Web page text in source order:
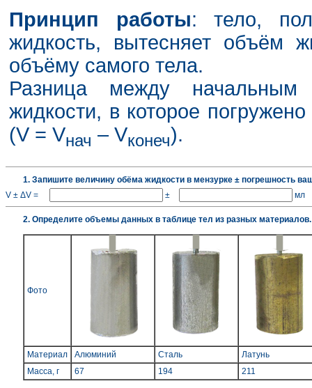
Принцип работы: тело,
жидкость, вытесняет объём
объёму самого тела.
Разница между
жидкости, в которое
(V = Vнач – Vконеч).
1. Запишите величину обёма жидкости в мензурке ± погрешность
V ± ΔV =
± мл
2. Определите объемы данных в таблице тел из разных материалов.
Фото
Материал Алюминий Сталь
Латунь
Масса, г
67 194 211